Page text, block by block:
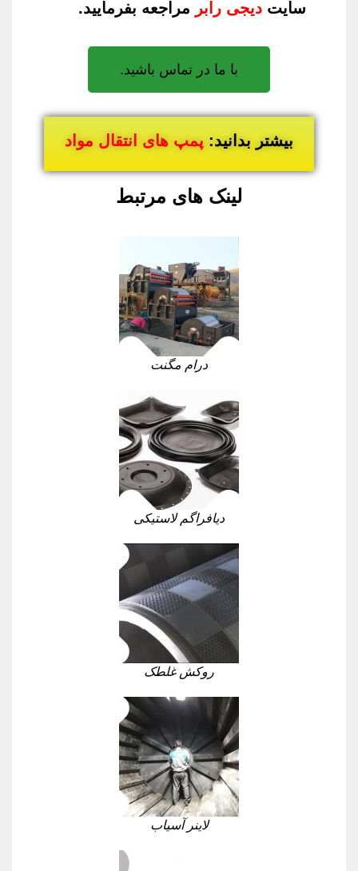
سایت دیجی رابر مراجعه بفرمایید.
با ما در تماس باشید.
بیشتر بدانید: پمپ های انتقال مواد
لینک های مرتبط
درام مگنت
دیافراگم لاستیکی
روکش غلطک
لاینر آسیاب